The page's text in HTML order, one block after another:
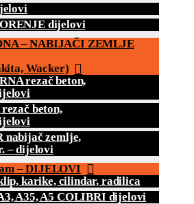
dijelovi
– NABIJAČI ZEMLJE
Wacker)
rezač beton,
beton,
nabijač zemlje,
– dijelovi
– DIJELOVI
karike, cilindar, radilica
A35, A5 COLIBRI dijelovi